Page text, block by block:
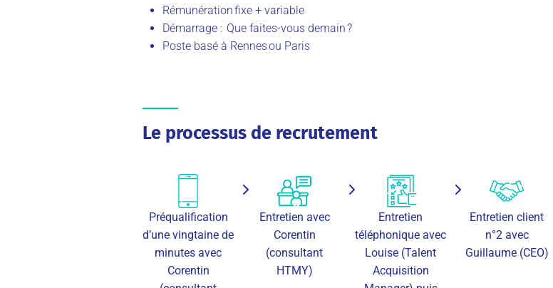
Rémunération fixe + variable
Démarrage : Que faites-vous demain ?
Poste basé à Rennes ou Paris
Le processus de recrutement
Préqualification
d’une vingtaine de
minutes avec
Corentin
Entretien avec
Corentin
(consultant
HTMY)
Entretien
téléphonique avec
Louise (Talent
Acquisition
Entretien client
n°2 avec
Guillaume (CEO)